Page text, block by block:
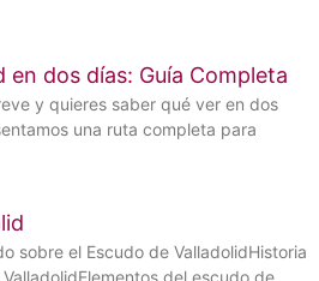
en dos días: Guía Completa
y quieres saber qué ver en dos
una ruta completa para
sobre el Escudo de ValladolidHistoria